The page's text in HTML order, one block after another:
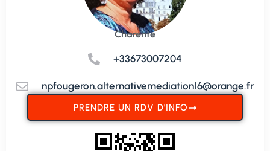
Charente
+33673007204
npfougeron.alternativemediation16@orange.fr
PRENDRE UN RDV D'INFO